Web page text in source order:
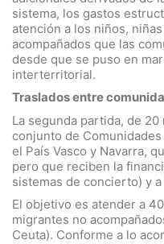
sistema, los gastos
atención a los niños,
acompañados que las
desde que se puso en
interterritorial.
Traslados entre
La segunda partida, de
conjunto de
el País Vasco y Navarra,
pero que reciben la
sistemas de concierto) y
El objetivo es atender a
migrantes no
Ceuta). Conforme a lo